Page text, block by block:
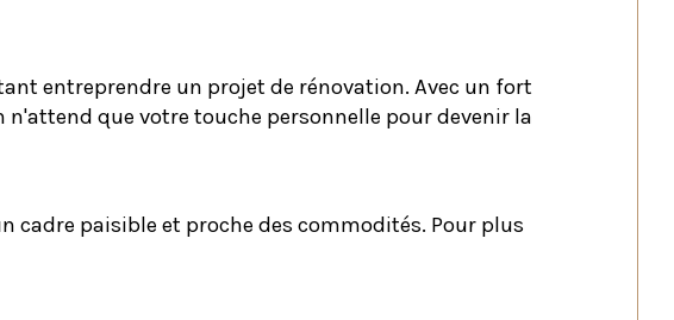
entreprendre un projet de rénovation. Avec un fort
que votre touche personnelle pour devenir la
cadre paisible et proche des commodités. Pour plus